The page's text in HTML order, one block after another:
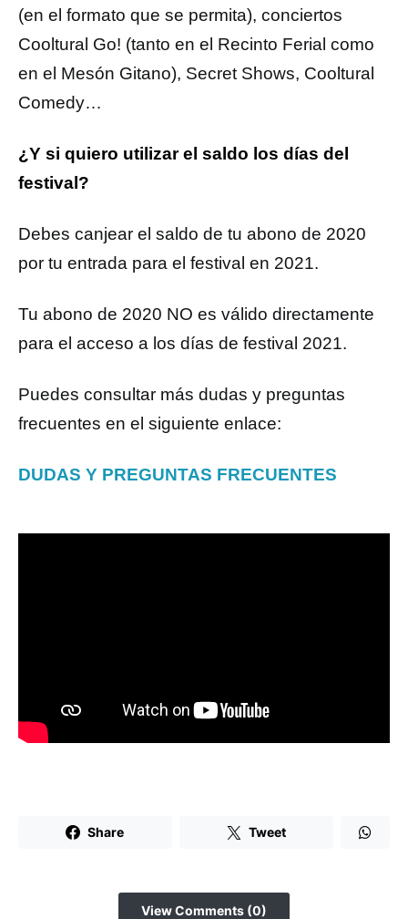
(en el formato que se permita), conciertos
Cooltural Go! (tanto en el Recinto Ferial como
en el Mesón Gitano), Secret Shows, Cooltural
Comedy…
¿Y si quiero utilizar el saldo los días del
festival?
Debes canjear el saldo de tu abono de 2020
por tu entrada para el festival en 2021.
Tu abono de 2020 NO es válido directamente
para el acceso a los días de festival 2021.
Puedes consultar más dudas y preguntas
frecuentes en el siguiente enlace:
DUDAS Y PREGUNTAS FRECUENTES
Share Tweet
View Comments (0)